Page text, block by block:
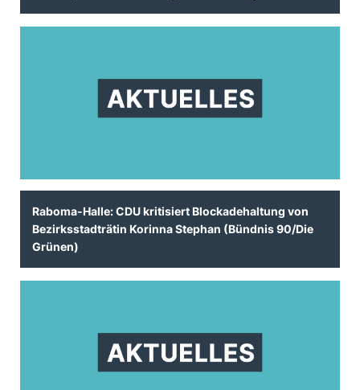
Raboma-Halle: CDU kritisiert Blockadehaltung von
Bezirksstadträtin Korinna Stephan (Bündnis 90/Die
Grünen)